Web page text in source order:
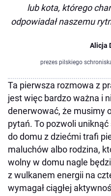
lub kota, którego
odpowiadał naszemu
Alicja
prezes pilskiego
Ta pierwsza rozmowa z
jest więc bardzo ważna i
denerwować, że musimy
pytań. To pozwoli uniknąć
do domu z dziećmi trafi
maluchów albo rodzina,
wolny w domu nagle
z wulkanem energii na
wymagał ciągłej